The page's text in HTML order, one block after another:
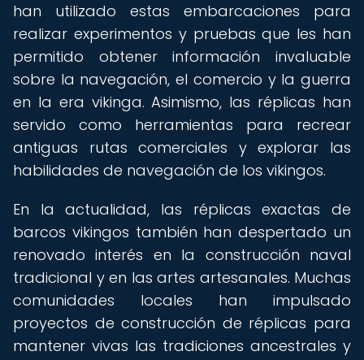
han utilizado estas embarcaciones para
realizar experimentos y pruebas que les han
permitido obtener información invaluable
sobre la navegación, el comercio y la guerra
en la era vikinga. Asimismo, las réplicas han
servido como herramientas para recrear
antiguas rutas comerciales y explorar las
habilidades de navegación de los vikingos.
En la actualidad, las réplicas exactas de
barcos vikingos también han despertado un
renovado interés en la construcción naval
tradicional y en las artes artesanales. Muchas
comunidades locales han impulsado
proyectos de construcción de réplicas para
mantener vivas las tradiciones ancestrales y